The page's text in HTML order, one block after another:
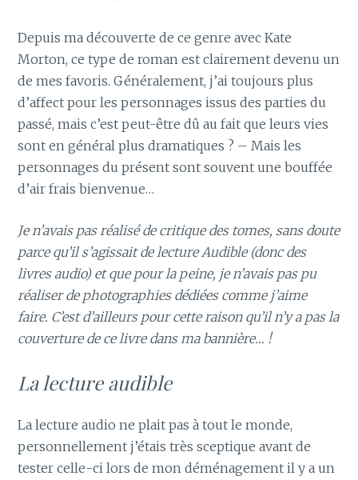
Depuis ma découverte de ce genre avec Kate
Morton, ce type de roman est clairement devenu un
de mes favoris. Généralement, j’ai toujours plus
d’affect pour les personnages issus des parties du
passé, mais c’est peut-être dû au fait que leurs vies
sont en général plus dramatiques ? – Mais les
personnages du présent sont souvent une bouffée
d’air frais bienvenue…
Je n’avais pas réalisé de critique des tomes, sans doute
parce qu’il s’agissait de lecture Audible (donc des
livres audio) et que pour la peine, je n’avais pas pu
réaliser de photographies dédiées comme j’aime
faire. C’est d’ailleurs pour cette raison qu’il n’y a pas la
couverture de ce livre dans ma bannière… !
La lecture audible
La lecture audio ne plait pas à tout le monde,
personnellement j’étais très sceptique avant de
tester celle-ci lors de mon déménagement il y a un